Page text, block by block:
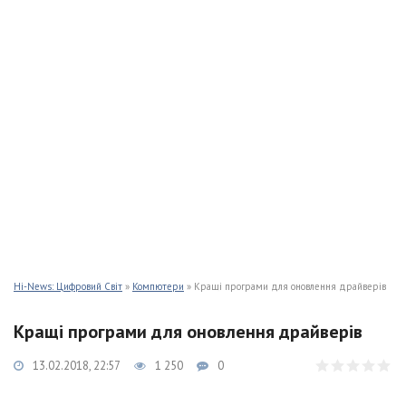
Hi-News: Цифровий Світ » Компютери » Кращі програми для оновлення драйверів
Кращі програми для оновлення драйверів
13.02.2018, 22:57 1 250 0